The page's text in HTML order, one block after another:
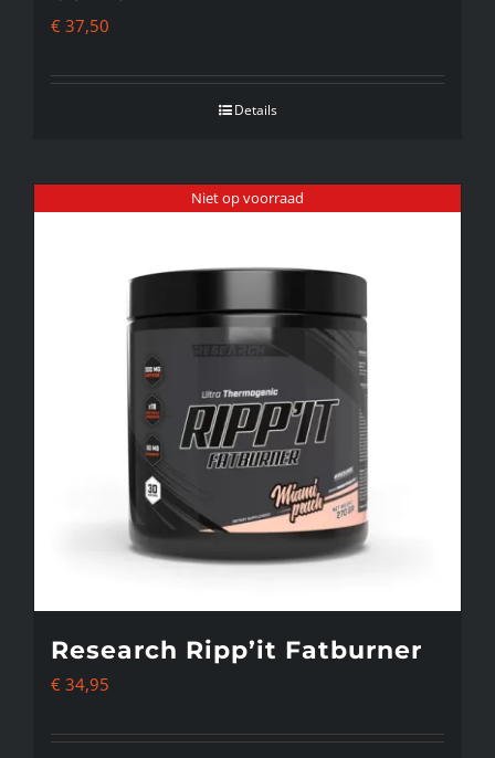
€ 37,50
Details
Niet op voorraad
Research Ripp’it Fatburner
€ 34,95